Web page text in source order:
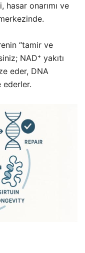
hasar onarımı ve
“tamir ve
NAD⁺ yakıtı
eder, DNA
ederler.